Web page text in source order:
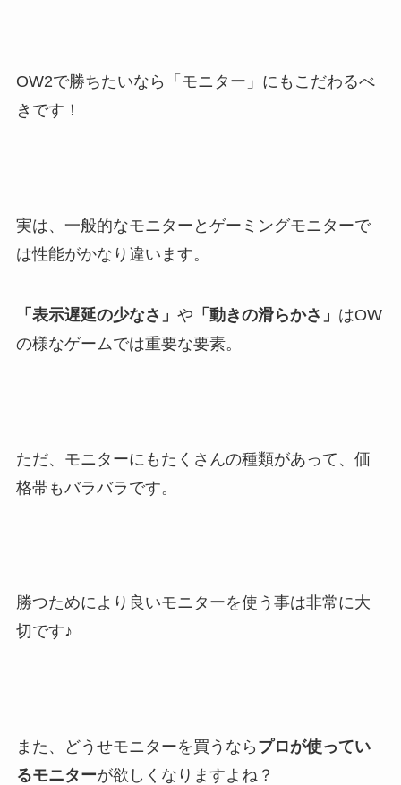
OW2で勝ちたいなら「モニター」にもこだわるべ
きです！
実は、一般的なモニターとゲーミングモニターで
は性能がかなり違います。
「表示遅延の少なさ」 や 「動きの滑らかさ」 はOW
の様なゲームでは重要な要素。
ただ、モニターにもたくさんの種類があって、価
格帯もバラバラです。
勝つためにより良いモニターを使う事は非常に大
切です♪
また、どうせモニターを買うなら プロが使ってい
るモニターが欲しくなりますよね？